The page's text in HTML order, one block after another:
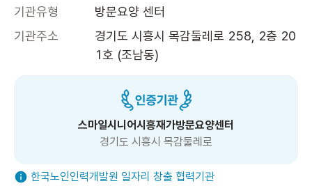
기관유형
방문요양 센터
기관주소
경기도 시흥시 목감둘레로 258, 2층 20
1호 (조남동)
스마일시니어시흥재가방문요양센터
경기도 시흥시 목감둘레로
한국노인인력개발원 일자리 창출 협력기관